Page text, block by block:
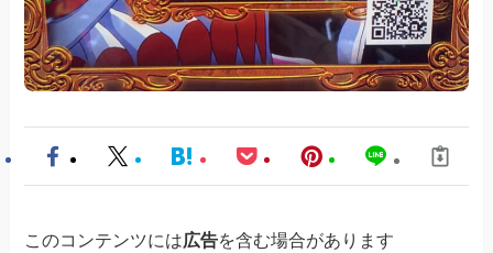
このコンテンツには広告を含む場合があります